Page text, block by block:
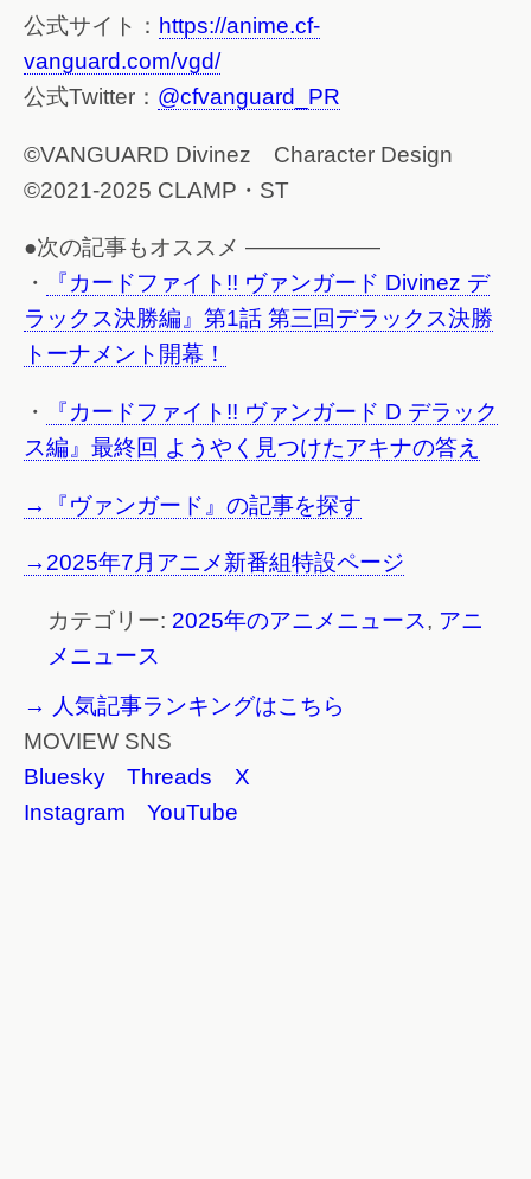
公式サイト： https://anime.cf-
vanguard.com/vgd/
公式Twitter： @cfvanguard_PR
©VANGUARD Divinez Character Design
©2021-2025 CLAMP・ST
●次の記事もオススメ ——————
・
『カードファイト!! ヴァンガード Divinez デ
ラックス決勝編』第1話 第三回デラックス決勝
トーナメント開幕！
・
『カードファイト!! ヴァンガード D デラック
ス編』最終回 ようやく見つけたアキナの答え
→『ヴァンガード』の記事を探す
→2025年7月アニメ新番組特設ページ
カテゴリー: 2025年のアニメニュース, アニ
メニュース
→ 人気記事ランキングはこちら
MOVIEW SNS
Bluesky
Threads
X
Instagram
YouTube